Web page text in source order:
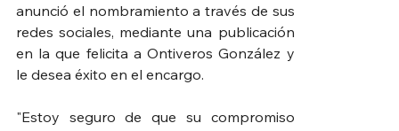
anunció el nombramiento a través de sus
redes sociales, mediante una publicación
en la que felicita a Ontiveros González y
le desea éxito en el encargo.
"Estoy seguro de que su compromiso